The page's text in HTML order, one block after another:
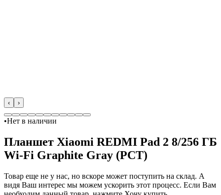
‹ ›
•Нет в наличии
Планшет Xiaomi REDMI Pad 2 8/256 ГБ
Wi-Fi Graphite Gray (РСТ)
Товар еще не у нас, но вскоре может поступить на склад. А
видя Ваш интерес мы можем ускорить этот процесс. Если Вам